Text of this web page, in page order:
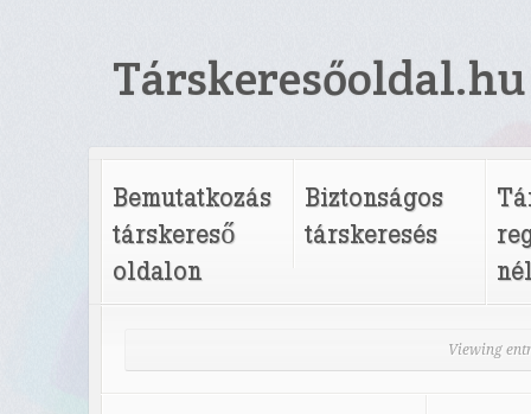
Társkeresőoldal.hu
Bemutatkozás
társkereső
oldalon
Biztonságos
társkeresés
Viewing